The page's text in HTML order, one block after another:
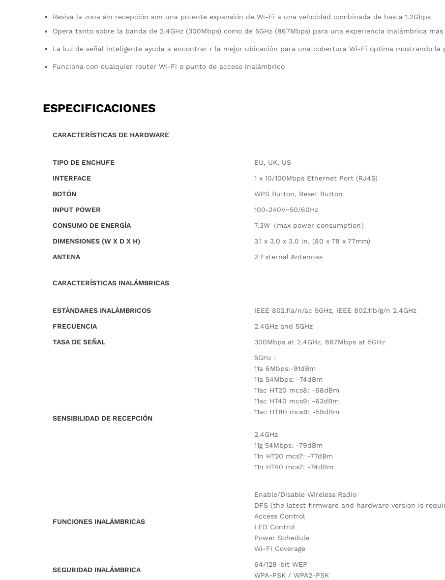
Reviva la zona sin recepción son una potente expansión de Wi-Fi a una velocidad combinada de hasta 1.2Gbps
Opera tanto sobre la banda de 2.4GHz (300Mbps) como de 5GHz (867Mbps) para una experiencia inalámbrica
La luz de señal inteligente ayuda a encontrar r la mejor ubicación para una cobertura Wi-Fi óptima mostrando la
Funciona con cualquier router Wi-Fi o punto de acceso inalámbrico
ESPECIFICACIONES
CARACTERÍSTICAS DE HARDWARE
TIPO DE ENCHUFE
EU, UK, US
INTERFACE
1 x 10/100Mbps Ethernet Port (RJ45)
BOTÓN
WPS Button, Reset Button
INPUT POWER
100-240V~50/60Hz
CONSUMO DE ENERGÍA
7.3W（max power consumption）
DIMENSIONES (W X D X H)
3.1 x 3.0 x 3.0 in. (80 x 78 x 77mm)
ANTENA
2 External Antennas
CARACTERÍSTICAS INALÁMBRICAS
ESTÁNDARES INALÁMBRICOS
IEEE 802.11a/n/ac 5GHz, IEEE 802.11b/g/n 2.4GHz
FRECUENCIA
2.4GHz and 5GHz
TASA DE SEÑAL
300Mbps at 2.4GHz, 867Mbps at 5GHz
SENSIBILIDAD DE RECEPCIÓN
5GHz：
11a 6Mbps:-91dBm
11a 54Mbps: -74dBm
11ac HT20 mcs8: -68dBm
11ac HT40 mcs9: -63dBm
11ac HT80 mcs9: -59dBm
2.4GHz
11g 54Mbps: -79dBm
11n HT20 mcs7: -77dBm
11n HT40 mcs7: -74dBm
FUNCIONES INALÁMBRICAS
Enable/Disable Wireless Radio
DFS (the latest firmware and hardware version is
Access Control
LED Control
Power Schedule
Wi-Fi Coverage
SEGURIDAD INALÁMBRICA
64/128-bit WEP
WPA-PSK / WPA2-PSK